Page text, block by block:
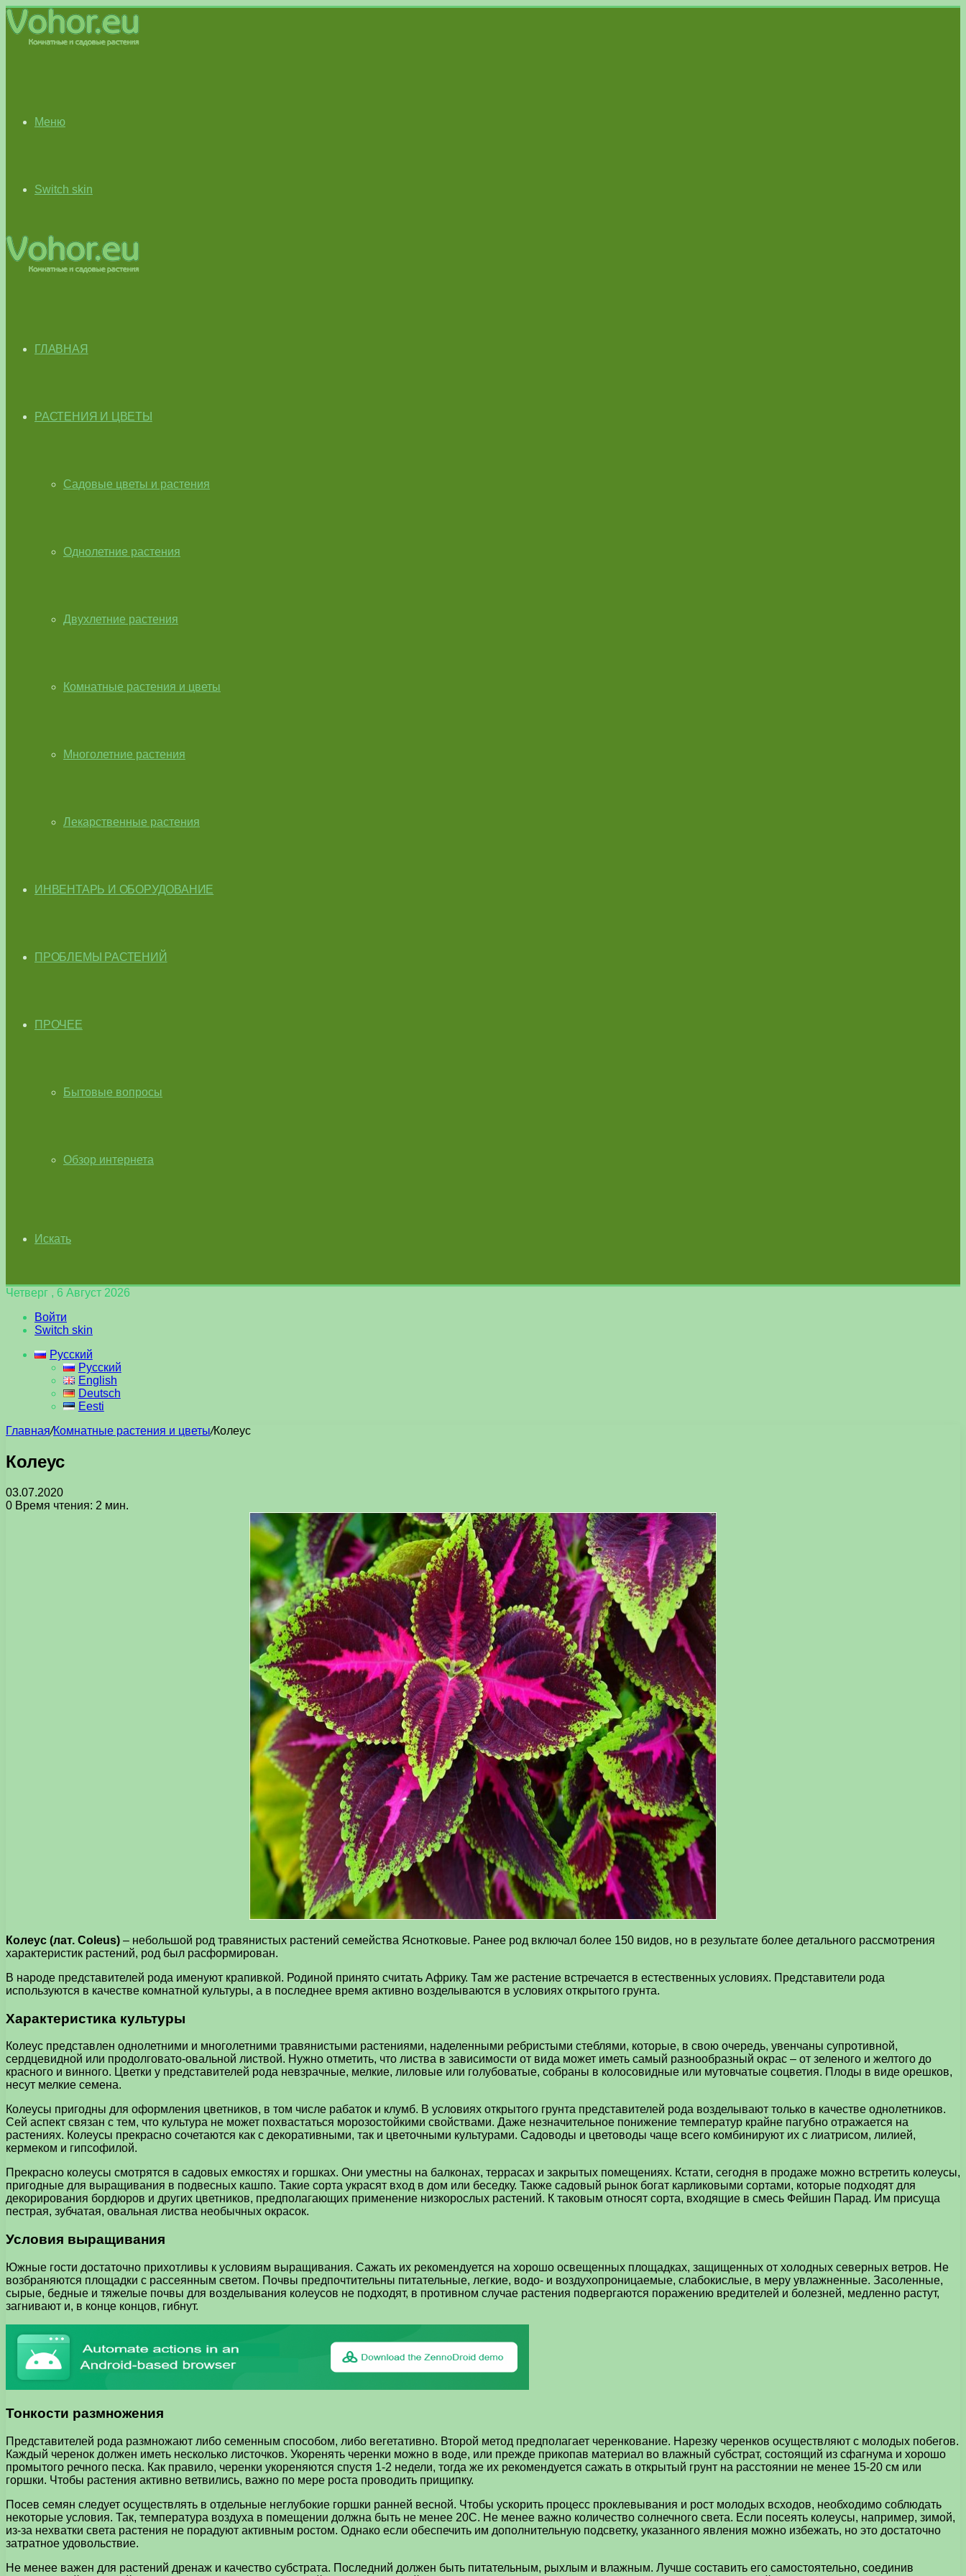
Меню
Switch skin
ГЛАВНАЯ
РАСТЕНИЯ И ЦВЕТЫ
Садовые цветы и растения
Однолетние растения
Двухлетние растения
Комнатные растения и цветы
Многолетние растения
Лекарственные растения
ИНВЕНТАРЬ И ОБОРУДОВАНИЕ
ПРОБЛЕМЫ РАСТЕНИЙ
ПРОЧЕЕ
Бытовые вопросы
Обзор интернета
Искать
Четверг , 6 Август 2026
Войти
Switch skin
Русский
Русский
English
Deutsch
Eesti
Главная/Комнатные растения и цветы/Колеус
Колеус
03.07.2020
0 Время чтения: 2 мин.
Колеус (лат. Coleus) – небольшой род травянистых растений семейства Яснотковые. Ранее род включал более 150 видов, но в результате более детального рассмотрения
характеристик растений, род был расформирован.
В народе представителей рода именуют крапивкой. Родиной принято считать Африку. Там же растение встречается в естественных условиях. Представители рода
используются в качестве комнатной культуры, а в последнее время активно возделываются в условиях открытого грунта.
Характеристика культуры
Колеус представлен однолетними и многолетними травянистыми растениями, наделенными ребристыми стеблями, которые, в свою очередь, увенчаны супротивной,
сердцевидной или продолговато-овальной листвой. Нужно отметить, что листва в зависимости от вида может иметь самый разнообразный окрас – от зеленого и желтого до
красного и винного. Цветки у представителей рода невзрачные, мелкие, лиловые или голубоватые, собраны в колосовидные или мутовчатые соцветия. Плоды в виде орешков,
несут мелкие семена.
Колеусы пригодны для оформления цветников, в том числе рабаток и клумб. В условиях открытого грунта представителей рода возделывают только в качестве однолетников.
Сей аспект связан с тем, что культура не может похвастаться морозостойкими свойствами. Даже незначительное понижение температур крайне пагубно отражается на
растениях. Колеусы прекрасно сочетаются как с декоративными, так и цветочными культурами. Садоводы и цветоводы чаще всего комбинируют их с лиатрисом, лилией,
кермеком и гипсофилой.
Прекрасно колеусы смотрятся в садовых емкостях и горшках. Они уместны на балконах, террасах и закрытых помещениях. Кстати, сегодня в продаже можно встретить колеусы,
пригодные для выращивания в подвесных кашпо. Такие сорта украсят вход в дом или беседку. Также садовый рынок богат карликовыми сортами, которые подходят для
декорирования бордюров и других цветников, предполагающих применение низкорослых растений. К таковым относят сорта, входящие в смесь Фейшин Парад. Им присуща
пестрая, зубчатая, овальная листва необычных окрасок.
Условия выращивания
Южные гости достаточно прихотливы к условиям выращивания. Сажать их рекомендуется на хорошо освещенных площадках, защищенных от холодных северных ветров. Не
возбраняются площадки с рассеянным светом. Почвы предпочтительны питательные, легкие, водо- и воздухопроницаемые, слабокислые, в меру увлажненные. Засоленные,
сырые, бедные и тяжелые почвы для возделывания колеусов не подходят, в противном случае растения подвергаются поражению вредителей и болезней, медленно растут,
загнивают и, в конце концов, гибнут.
Тонкости размножения
Представителей рода размножают либо семенным способом, либо вегетативно. Второй метод предполагает черенкование. Нарезку черенков осуществляют с молодых побегов.
Каждый черенок должен иметь несколько листочков. Укоренять черенки можно в воде, или прежде прикопав материал во влажный субстрат, состоящий из сфагнума и хорошо
промытого речного песка. Как правило, черенки укореняются спустя 1-2 недели, тогда же их рекомендуется сажать в открытый грунт на расстоянии не менее 15-20 см или
горшки. Чтобы растения активно ветвились, важно по мере роста проводить прищипку.
Посев семян следует осуществлять в отдельные неглубокие горшки ранней весной. Чтобы ускорить процесс проклевывания и рост молодых всходов, необходимо соблюдать
некоторые условия. Так, температура воздуха в помещении должна быть не менее 20С. Не менее важно количество солнечного света. Если посеять колеусы, например, зимой,
из-за нехватки света растения не порадуют активным ростом. Однако если обеспечить им дополнительную подсветку, указанного явления можно избежать, но это достаточно
затратное удовольствие.
Не менее важен для растений дренаж и качество субстрата. Последний должен быть питательным, рыхлым и влажным. Лучше составить его самостоятельно, соединив